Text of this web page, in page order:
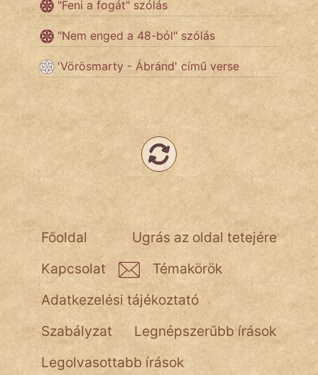
cinege
fantom
nagyöreg
NapHold
Név nélkül
pszichopati
szegény legény
"Feni a fogát" szólás
"Nem enged a 48-ból" szólás
'Vörösmarty - Ábránd' című verse
Ugrás az oldal tetejére
Főoldal
Kapcsolat
Témakörök
Adatkezelési tájékoztató
Szabályzat
Legnépszerűbb írások
Legolvasottabb írások